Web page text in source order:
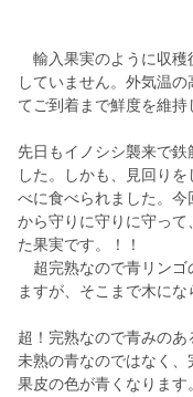
輸入果実のように収穫
していません。外気温
てご到着まで鮮度を維持
先日もイノシシ襲来で
した。しかも、見回り
べに食べられました。
から守りに守りに守っ
た果実です。！！
超完熟なので青リンゴ
ますが、そこまで木に
超！完熟なので青みのあ
未熟の青なのではなく、
果皮の色が青くなります